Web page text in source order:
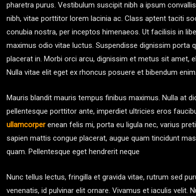
pharetra purus. Vestibulum suscipit nibh a ipsum
nibh, vitae porttitor lorem lacinia ac. Class aptent taciti
conubia nostra, per inceptos himenaeos. Ut facilisis in
maximus odio vitae luctus. Suspendisse dignissim porta
placerat in. Morbi orci arcu, dignissim et metus sit amet,
Nulla vitae elit eget ex rhoncus posuere et bibendum
Mauris blandit mauris tempus finibus maximus. Nulla at
pellentesque porttitor ante, imperdiet ultricies eros
ullamcorperenean felis mi, porta eu ligula nec, varius
sapien mattis congue placerat, augue quam tincidunt
quam. Pellentesque eget hendrerit neque
Nunc tellus lectus, fringilla et gravida vitae, rutrum sed
venenatis, id pulvinar elit ornare. Vivamus et iaculis velit.